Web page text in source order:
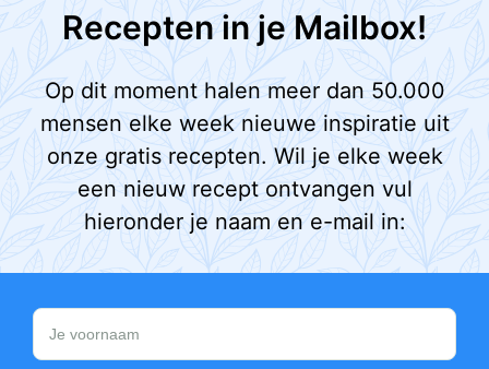
Recepten in je Mailbox!
Op dit moment halen meer dan 50.000
mensen elke week nieuwe inspiratie uit
onze gratis recepten. Wil je elke week
een nieuw recept ontvangen vul
hieronder je naam en e-mail in: